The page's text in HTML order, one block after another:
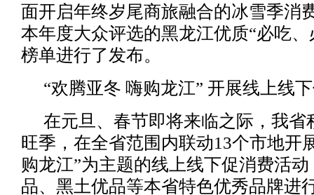
面开启年终岁尾商旅融合的冰雪季消
本年度大众评选的黑龙江优质“必吃
榜单进行了发布。
“欢腾亚冬 嗨购龙江” 开展线上线
在元旦、春节即将来临之际，我省
旺季，在全省范围内联动13个市地开
购龙江”为主题的线上线下促消费活
品、黑土优品等本省特色优秀品牌进